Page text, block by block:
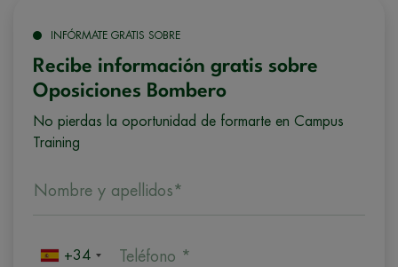
INFÓRMATE GRATIS SOBRE
Recibe información gratis sobre
Oposiciones Bombero
No pierdas la oportunidad de formarte en Campus
Training
Nombre y apellidos*
+34 Teléfono *